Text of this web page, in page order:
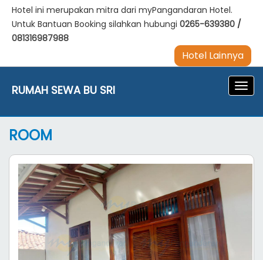
Hotel ini merupakan mitra dari myPangandaran Hotel.
Untuk Bantuan Booking silahkan hubungi 0265-639380 /
081316987988
Hotel Lainnya
RUMAH SEWA BU SRI
ROOM